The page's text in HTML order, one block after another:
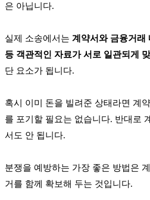
은 아닙니다.
실제 소송에서는 계약서와 금융거래
등 객관적인 자료가 서로 일관되게
단 요소가 됩니다.
혹시 이미 돈을 빌려준 상태라면 계
를 포기할 필요는 없습니다. 반대로
서도 안 됩니다.
분쟁을 예방하는 가장 좋은 방법은
거를 함께 확보해 두는 것입니다.